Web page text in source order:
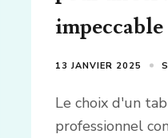
impeccable
13 JANVIER 2025
Le choix d'un
professionnel